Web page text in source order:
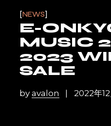
NEWS
E-
MUSIC
2023
SALE
byavalon 2022年12